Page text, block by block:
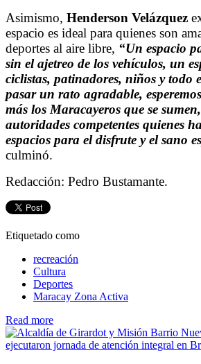
Asimismo, Henderson Velázquez
espacio es ideal para quienes son
deportes al aire libre, “Un espacio
sin el ajetreo de los vehículos, un
ciclistas, patinadores, niños y todo
pasar un rato agradable,
más los Maracayeros que se
autoridades competentes quienes
espacios para el disfrute y el sano
culminó.
Redacción: Pedro Bustamante.
Etiquetado como
recreación
Cultura
Deportes
Maracay Zona Activa
Read more